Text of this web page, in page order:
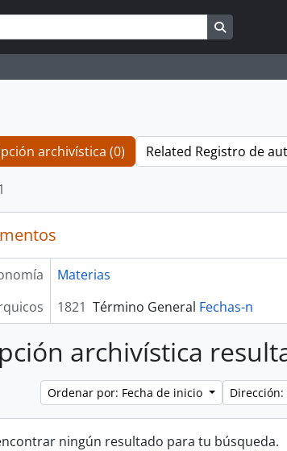
archivística (0) Related Registro de
Materias
1821 Término General Fechas-n
archivística
Ordenar por: Fecha de inicio
ningún resultado para tu búsqueda.